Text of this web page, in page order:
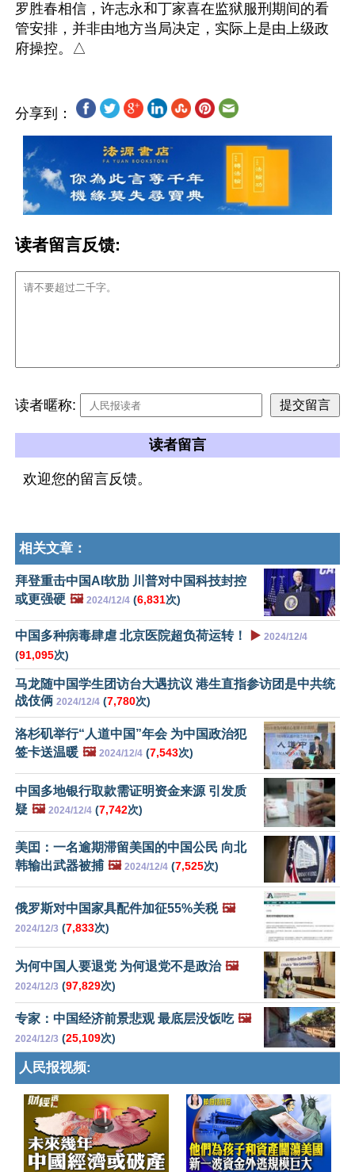
罗胜春相信，许志永和丁家喜在监狱服刑期间的看
管安排，并非由地方当局决定，实际上是由上级政
分享到：
读者留言反馈:
读者暱称:
读者留言
欢迎您的留言反馈。
相关文章：
拜登重击中国AI软肋 川普对中国科技封控
或更强硬 🖼️ 2024/12/4 (6,831次)
中国多种病毒肆虐 北京医院超负荷运转！ ▶️ 2024/12/4
(91,095次)
马龙随中国学生团访台大遇抗议 港生直指参访团是中共统
战伎俩 2024/12/4 (7,780次)
洛杉矶举行“人道中国”年会 为中国政治犯
签卡送温暖 🖼️ 2024/12/4 (7,543次)
中国多地银行取款需证明资金来源 引发质
疑 🖼️ 2024/12/4 (7,742次)
美囯：一名逾期滞留美国的中国公民 向北
韩输出武器被捕 🖼️ 2024/12/4 (7,525次)
俄罗斯对中国家具配件加征55%关税 🖼️
2024/12/3 (7,833次)
为何中国人要退党 为何退党不是政治 🖼️
2024/12/3 (97,829次)
专家：中国经济前景悲观 最底层没饭吃 🖼️
2024/12/3 (25,109次)
人民报视频: